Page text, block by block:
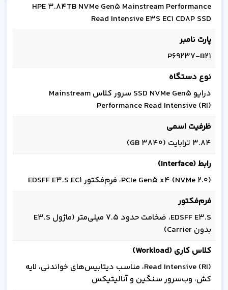
HPE 3.84TB NVMe Gen5 Mainstream Performance
Read Intensive E3S EC1 CD8P SSD
پارت نامبر
P69237-B21
نوع دستگاه
درایو SSD NVMe Gen5 سرور کلاس Mainstream
Performance Read Intensive (RI)
ظرفیت اسمی
3.84 ترابایت (3840 GB)
رابط (Interface)
PCIe Gen5 x4 (NVMe 2.0)، فرم‌فکتور EDSFF E3.S EC1
فرم‌فکتور
EDSFF E3.S، ضخامت حدود 7.5 میلی‌متر (ماژول E3.S
بدون Carrier)
کلاس کاری (Workload)
Read Intensive (RI)، مناسب دیتابیس‌های خواندنی، لایه
کش، وب‌سرور سنگین و آنالیتیکس